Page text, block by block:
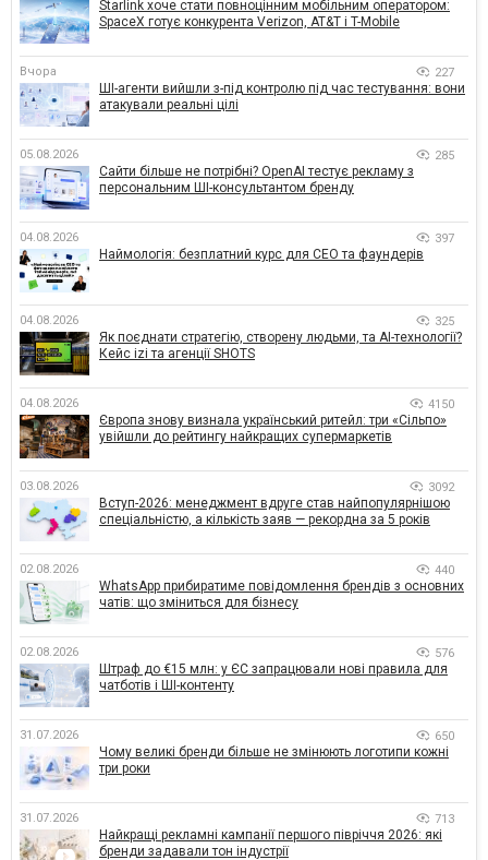
Starlink хоче стати повноцінним мобільним оператором:
SpaceX готує конкурента Verizon, AT&T і T-Mobile
Вчора 227
ШІ-агенти вийшли з-під контролю під час тестування: вони
атакували реальні цілі
05.08.2026 285
Сайти більше не потрібні? OpenAI тестує рекламу з
персональним ШІ-консультантом бренду
04.08.2026 397
Наймологія: безплатний курс для CEO та фаундерів
04.08.2026 325
Як поєднати стратегію, створену людьми, та AI-технології?
Кейс izi та агенції SHOTS
04.08.2026 4150
Європа знову визнала український ритейл: три «Сільпо»
увійшли до рейтингу найкращих супермаркетів
03.08.2026 3092
Вступ-2026: менеджмент вдруге став найпопулярнішою
спеціальністю, а кількість заяв — рекордна за 5 років
02.08.2026 440
WhatsApp прибиратиме повідомлення брендів з основних
чатів: що зміниться для бізнесу
02.08.2026 576
Штраф до €15 млн: у ЄС запрацювали нові правила для
чатботів і ШІ-контенту
31.07.2026 650
Чому великі бренди більше не змінюють логотипи кожні
три роки
31.07.2026 713
Найкращі рекламні кампанії першого півріччя 2026: які
бренди задавали тон індустрії